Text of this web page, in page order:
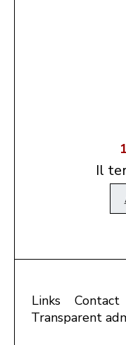
Il
Links Contact
Transparent